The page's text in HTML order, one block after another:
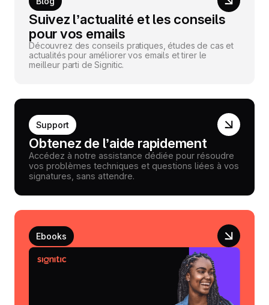
Suivez l’actualité et les conseils
pour vos emails
Découvrez des conseils pratiques, études de cas et
actualités pour améliorer vos emails et tirer le
meilleur parti de Signitic.
Support
Obtenez de l’aide rapidement
Accédez à notre assistance dédiée pour résoudre
vos problèmes techniques et questions liées à vos
signatures, sans attendre.
Ebooks